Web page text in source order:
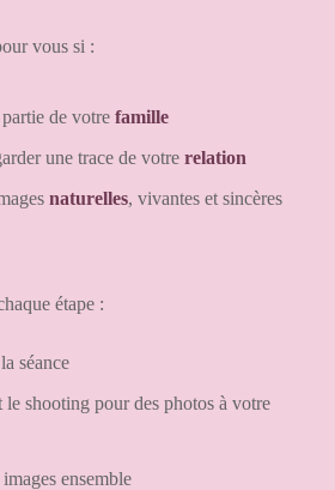
vous si :
de votre famille
une trace de votre relation
naturelles, vivantes et sincères
étape :
séance
le shooting pour des photos à votre
ensemble